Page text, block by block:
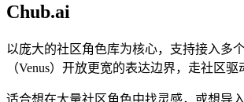
Chub.ai
以庞大的社区角色库为核心，支持接入多
（Venus）开放更宽的表达边界，走社区驱
适合想在大量社区角色中找灵感，或想导